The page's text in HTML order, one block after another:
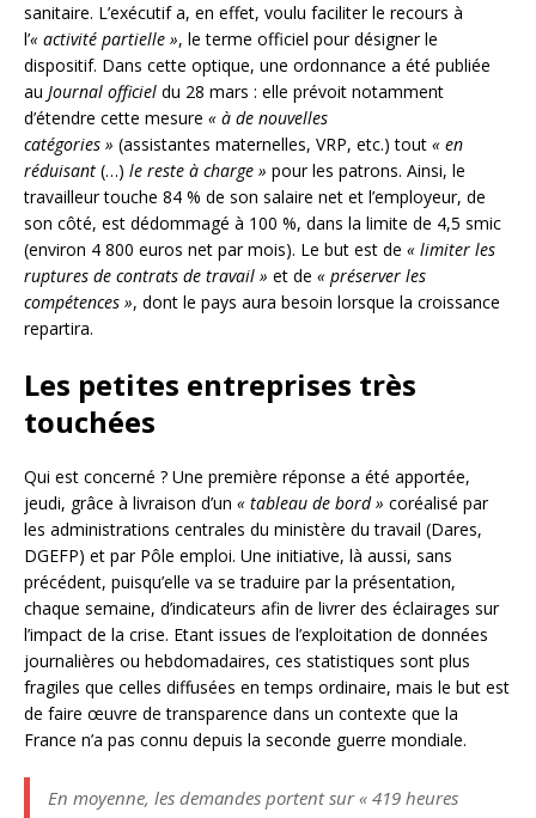
sanitaire. L’exécutif a, en effet, voulu faciliter le recours à
l’« activité partielle », le terme officiel pour désigner le
dispositif. Dans cette optique, une ordonnance a été publiée
au Journal officiel du 28 mars : elle prévoit notamment
d’étendre cette mesure « à de nouvelles
catégories » (assistantes maternelles, VRP, etc.) tout « en
réduisant (…) le reste à charge » pour les patrons. Ainsi, le
travailleur touche 84 % de son salaire net et l’employeur, de
son côté, est dédommagé à 100 %, dans la limite de 4,5 smic
(environ 4 800 euros net par mois). Le but est de « limiter les
ruptures de contrats de travail » et de « préserver les
compétences », dont le pays aura besoin lorsque la croissance
repartira.
Les petites entreprises très
touchées
Qui est concerné ? Une première réponse a été apportée,
jeudi, grâce à livraison d’un « tableau de bord » coréalisé par
les administrations centrales du ministère du travail (Dares,
DGEFP) et par Pôle emploi. Une initiative, là aussi, sans
précédent, puisqu’elle va se traduire par la présentation,
chaque semaine, d’indicateurs afin de livrer des éclairages sur
l’impact de la crise. Etant issues de l’exploitation de données
journalières ou hebdomadaires, ces statistiques sont plus
fragiles que celles diffusées en temps ordinaire, mais le but est
de faire œuvre de transparence dans un contexte que la
France n’a pas connu depuis la seconde guerre mondiale.
En moyenne, les demandes portent sur « 419 heures